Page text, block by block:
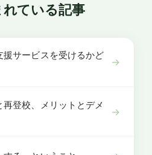
れている記事
援サービスを受けるかど
→
登校、メリットとデメ
→